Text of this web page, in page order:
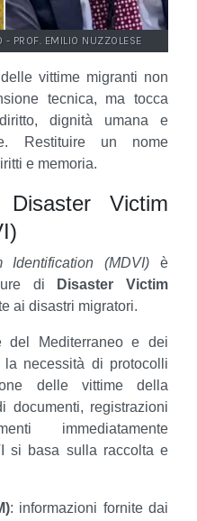
- PROF. EMILIO NUZZOLESE
vittime migranti non
tecnica, ma tocca
dignità umana e
Restituire un nome
e memoria.
Victim
Identification (MDVI) è
di
Disaster Victim
ai disastri migratori.
del Mediterraneo e dei
necessità di protocolli
delle vittime della
documenti, registrazioni
immediatamente
si basa sulla raccolta e
: informazioni fornite dai